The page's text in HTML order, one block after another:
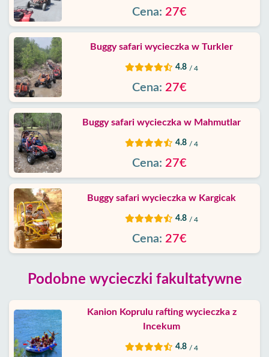
Skontaktuj Cena: 27€
Buggy safari wycieczka w Turkler
4.8 / 4
Cena: 27€
Buggy safari wycieczka w Mahmutlar
4.8 / 4
Cena: 27€
Buggy safari wycieczka w Kargicak
4.8 / 4
Cena: 27€
Podobne wycieczki fakultatywne
Kanion Koprulu rafting wycieczka z
Incekum
4.8 / 4